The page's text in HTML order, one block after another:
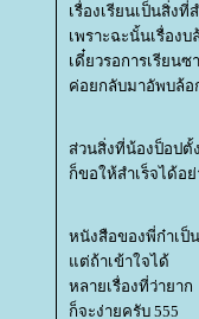
เรื่องเรียนเป็นสิ่ง
เพราะฉะนั้นเรื่องบ
เดี๋ยวรอการเรียนซ
ค่อยกลับมาอัพบล้อ
ส่วนสิ่งที่น้องป็อปตั้
ก็ขอให้สำเร็จได้อ
หนังสือของพี่ก๋าเป็
ต่ถ้าเข้าใจได้
หลายเรื่องที่ว่ายาก
ก็จะง่ายครับ 555